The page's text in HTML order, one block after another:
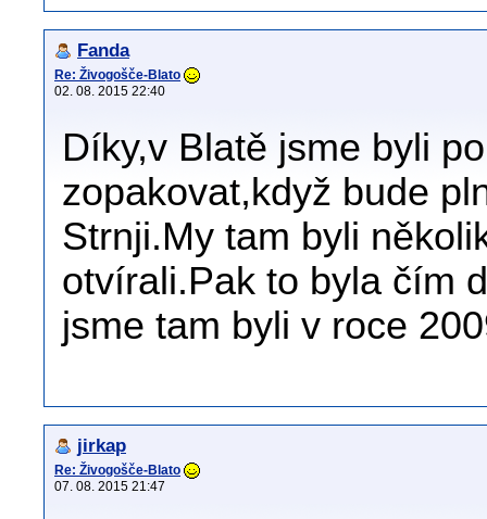
Fanda
Re: Živogošče-Blato
02. 08. 2015 22:40
Díky,v Blatě jsme byli
zopakovat,když bude
Strnji.My tam byli
otvírali.Pak to byla čím
jsme tam byli v roce
jirkap
Re: Živogošče-Blato
07. 08. 2015 21:47